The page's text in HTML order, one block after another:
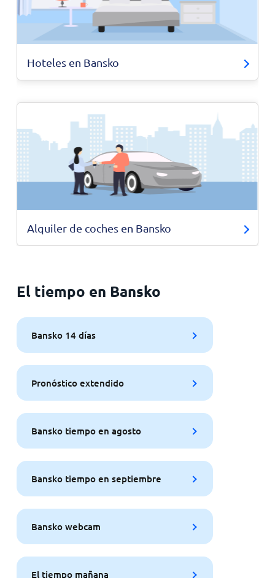
Hoteles en Bansko
Alquiler de coches en Bansko
El tiempo en Bansko
Bansko 14 días
Pronóstico extendido
Bansko tiempo en agosto
Bansko tiempo en septiembre
Bansko webcam
El tiempo mañana